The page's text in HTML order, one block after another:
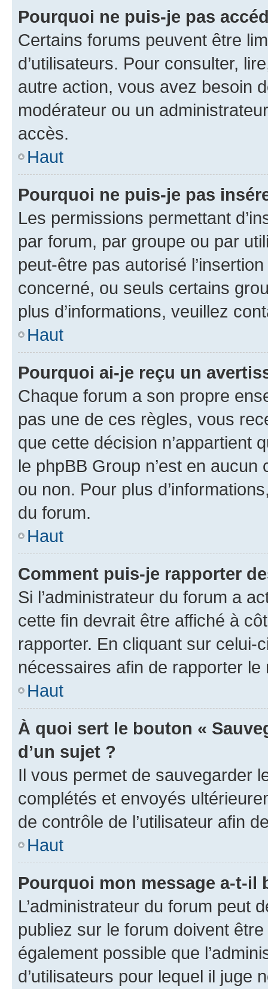
Pourquoi ne puis-je pas
Certains forums peuvent être
d’utilisateurs. Pour consulter,
autre action, vous avez besoin
modérateur ou un
accès.
Haut
Pourquoi ne puis-je pas
Les permissions permettant
par forum, par groupe ou par
peut-être pas autorisé
concerné, ou seuls certains
plus d’informations, veuillez
Haut
Pourquoi ai-je reçu un
Chaque forum a son propre
pas une de ces règles, vous
que cette décision n’appartient
le phpBB Group n’est en
ou non. Pour plus
du forum.
Haut
Comment puis-je rapporter
Si l’administrateur du forum a
cette fin devrait être affiché à
rapporter. En cliquant sur
nécessaires afin de rapporter le
Haut
À quoi sert le bouton «
d’un sujet ?
Il vous permet de sauvegarder
complétés et envoyés
de contrôle de l’utilisateur afin
Haut
Pourquoi mon message a-t-il
L’administrateur du forum peut
publiez sur le forum doivent
également possible que
d’utilisateurs pour lequel il juge